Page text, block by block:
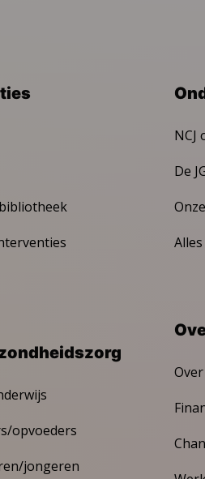
NCJ
De
opvoeders
jongeren